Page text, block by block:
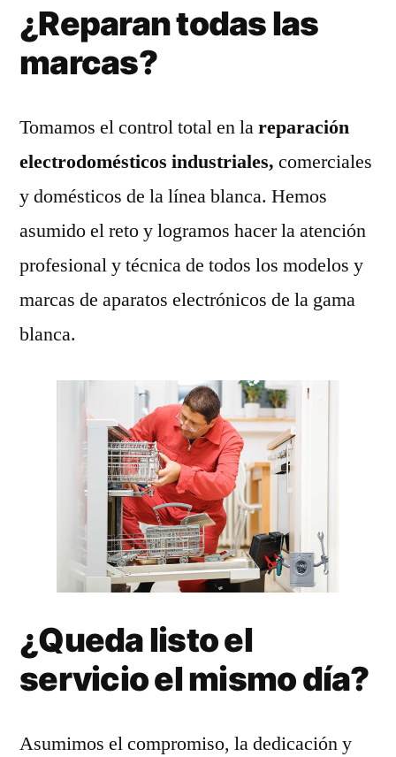
¿Reparan todas las
marcas?
Tomamos el control total en lareparación
electrodomésticos industriales, comerciales
y domésticos de la línea blanca. Hemos
asumido el reto y logramos hacer la atención
profesional y técnica de todos los modelos y
marcas de aparatos electrónicos de la gama
blanca.
¿Queda listo el
servicio el mismo día?
Asumimos el compromiso, la dedicación y